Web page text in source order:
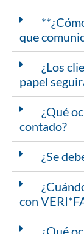
que
¿Los
papel
¿Qué
contado?
¿Se
con
¿Qué